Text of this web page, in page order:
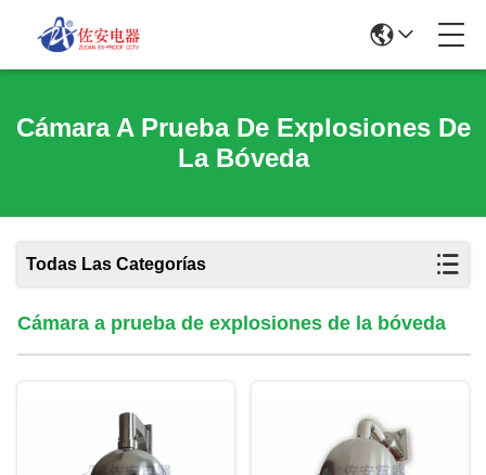
Cámara A Prueba De Explosiones De
La Bóveda
Todas Las Categorías
Cámara a prueba de explosiones de la bóveda